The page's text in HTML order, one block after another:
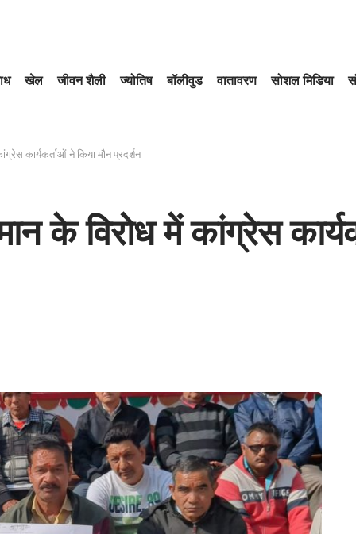
खेल जीवन शैली ज्योतिष बॉलीवुड वातावरण सोशल मिडिया
कार्यकर्ताओं ने किया मौन प्रदर्शन
के विरोध में कांग्रेस